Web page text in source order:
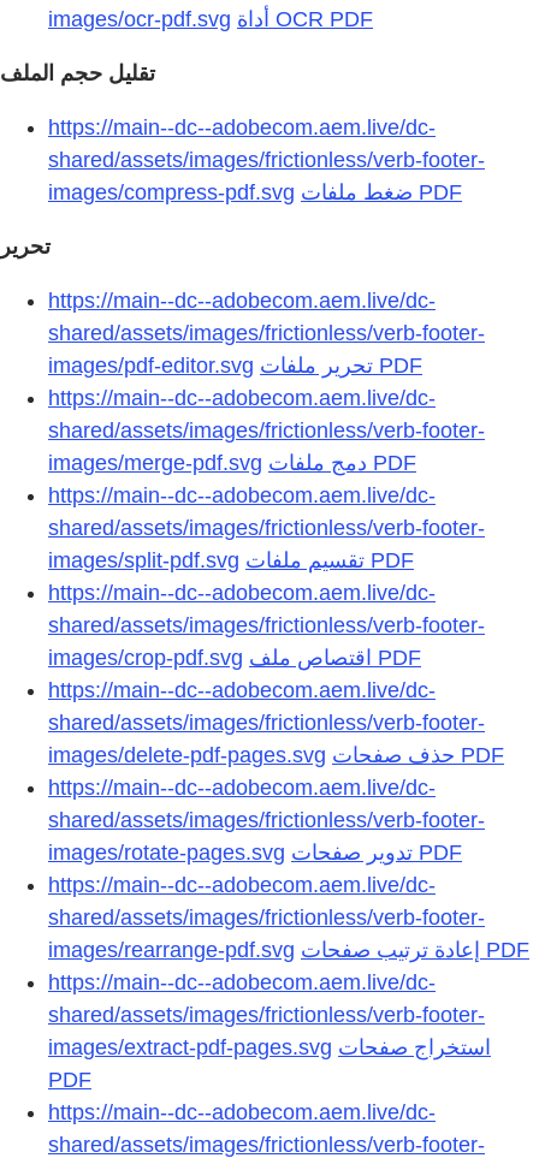
images/ocr-pdf.svg
تقليل حجم الملف
https://main--dc--adobecom.aem.live/dc-
shared/assets/images/frictionless/verb-footer-
images/compress-pdf.svg
تحرير
https://main--dc--adobecom.aem.live/dc-
shared/assets/images/frictionless/verb-footer-
images/pdf-editor.svg
https://main--dc--adobecom.aem.live/dc-
shared/assets/images/frictionless/verb-footer-
images/merge-pdf.svg
https://main--dc--adobecom.aem.live/dc-
shared/assets/images/frictionless/verb-footer-
images/split-pdf.svg
https://main--dc--adobecom.aem.live/dc-
shared/assets/images/frictionless/verb-footer-
images/crop-pdf.svg
https://main--dc--adobecom.aem.live/dc-
shared/assets/images/frictionless/verb-footer-
images/delete-pdf-pages.svg
https://main--dc--adobecom.aem.live/dc-
shared/assets/images/frictionless/verb-footer-
images/rotate-pages.svg
https://main--dc--adobecom.aem.live/dc-
shared/assets/images/frictionless/verb-footer-
images/rearrange-pdf.svg
https://main--dc--adobecom.aem.live/dc-
shared/assets/images/frictionless/verb-footer-
images/extract-pdf-pages.svg استخراج صفحات
https://main--dc--adobecom.aem.live/dc-
shared/assets/images/frictionless/verb-footer-